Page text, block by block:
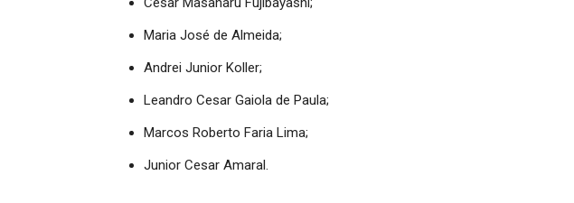
Maria José de Almeida;
Andrei Junior Koller;
Leandro Cesar Gaiola de Paula;
Marcos Roberto Faria Lima;
Junior Cesar Amaral.